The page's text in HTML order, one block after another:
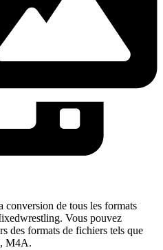
conversion de tous les formats
Vous pouvez
des formats de fichiers tels que
M4A.